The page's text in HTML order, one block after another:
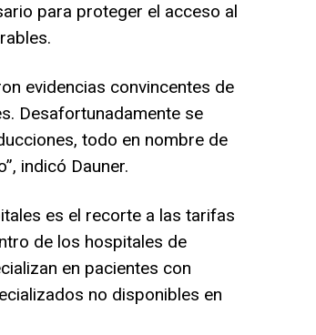
para proteger el acceso al
evidencias convincentes de
Desafortunadamente se
todo en nombre de
indicó Dauner.
es el recorte a las tarifas
de los hospitales de
en pacientes con
no disponibles en